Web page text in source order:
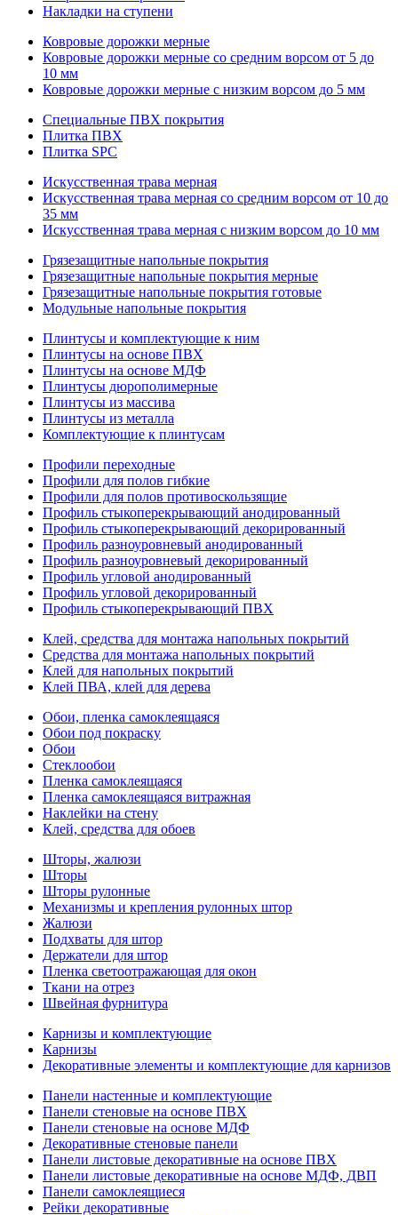
Накладки на ступени
Ковровые дорожки мерные
Ковровые дорожки мерные со средним ворсом от 5 до
10 мм
Ковровые дорожки мерные с низким ворсом до 5 мм
Специальные ПВХ покрытия
Плитка ПВХ
Плитка SPC
Искуccтвенная трава мерная
Искусственная трава мерная со средним ворсом от 10 до
35 мм
Искусственная трава мерная с низким ворсом до 10 мм
Грязезащитные напольные покрытия
Грязезащитные напольные покрытия мерные
Грязезащитные напольные покрытия готовые
Модульные напольные покрытия
Плинтусы и комплектующие к ним
Плинтусы на основе ПВХ
Плинтусы на основе МДФ
Плинтусы дюрополимерные
Плинтусы из массива
Плинтусы из металла
Комплектующие к плинтусам
Профили переходные
Профили для полов гибкие
Профили для полов противоскользящие
Профиль стыкоперекрывающий анодированный
Профиль стыкоперекрывающий декорированный
Профиль разноуровневый анодированный
Профиль разноуровневый декорированный
Профиль угловой анодированный
Профиль угловой декорированный
Профиль стыкоперекрывающий ПВХ
Клей, средства для монтажа напольных покрытий
Средства для монтажа напольных покрытий
Клей для напольных покрытий
Клей ПВА, клей для дерева
Обои, пленка самоклеящаяся
Обои под покраску
Обои
Стеклообои
Пленка самоклеящаяся
Пленка самоклеящаяся витражная
Наклейки на стену
Клей, средства для обоев
Шторы, жалюзи
Шторы
Шторы рулонные
Механизмы и крепления рулонных штор
Жалюзи
Подхваты для штор
Держатели для штор
Пленка светоотражающая для окон
Ткани на отрез
Швейная фурнитура
Карнизы и комплектующие
Карнизы
Декоративные элементы и комплектующие для карнизов
Панели настенные и комплектующие
Панели стеновые на основе ПВХ
Панели стеновые на основе МДФ
Декоративные стеновые панели
Панели листовые декоративные на основе ПВХ
Панели листовые декоративные на основе МДФ, ДВП
Панели самоклеящиеся
Рейки декоративные